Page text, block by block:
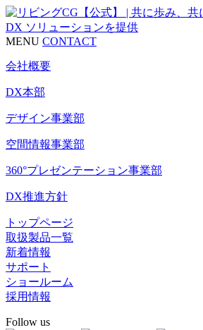
MENU CONTACT
会社概要
DX本部
デザイン事業部
空間情報事業部
360°プレゼンテーション事業部
DX推進方針
トップページ
取扱製品一覧
新着情報
サポート
ショールーム
採用情報
Follow us